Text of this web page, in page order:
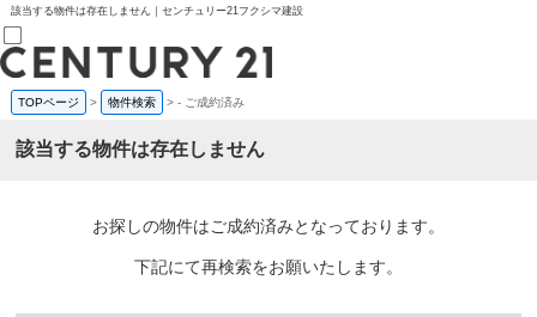
該当する物件は存在しません｜センチュリー21フクシマ建設
売買部
0120-800-844
賃貸部
会員メニュー
TOPページ > 物件検索 >- ご成約済み
該当する物件は存在しません
お探しの物件はご成約済みとなっております。
下記にて再検索をお願いたします。